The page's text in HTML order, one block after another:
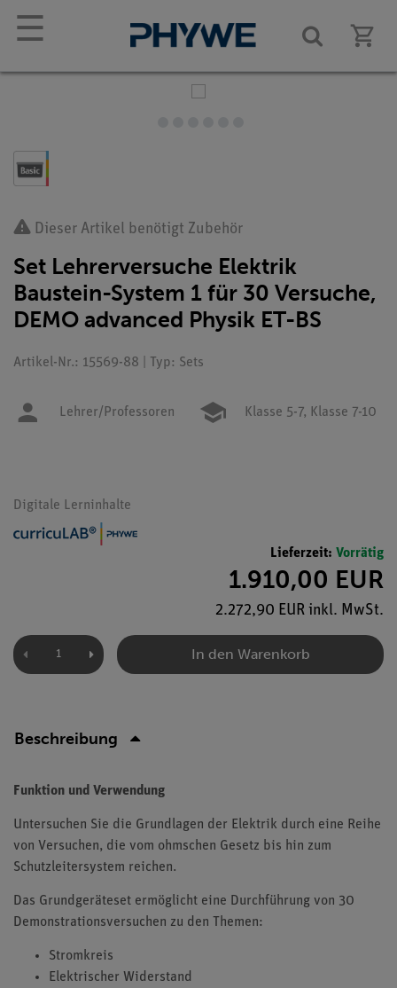
☰
Dieser Artikel benötigt Zubehör
Set Lehrerversuche Elektrik
Baustein-System 1 für 30 Versuche,
DEMO advanced Physik ET-BS
Artikel-Nr.: 15569-88 | Typ: Sets
Lehrer/Professoren Klasse 5-7, Klasse 7-10
Digitale Lerninhalte
Lieferzeit: Vorrätig
1.910,00 EUR
2.272,90 EUR inkl. MwSt.
In den Warenkorb
Beschreibung
Funktion und Verwendung
Untersuchen Sie die Grundlagen der Elektrik durch eine Reihe
von Versuchen, die vom ohmschen Gesetz bis hin zum
Schutzleitersystem reichen.
Das Grundgeräteset ermöglicht eine Durchführung von 30
Demonstrationsversuchen zu den Themen:
Stromkreis
Elektrischer Widerstand